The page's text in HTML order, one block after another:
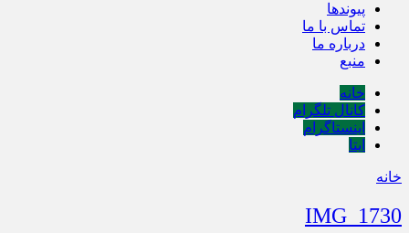
پیوندها
تماس با ما
درباره ما
منبع
خانه
کانال تلگرام
اینستاگرام
ایتا
خانه
IMG_1730